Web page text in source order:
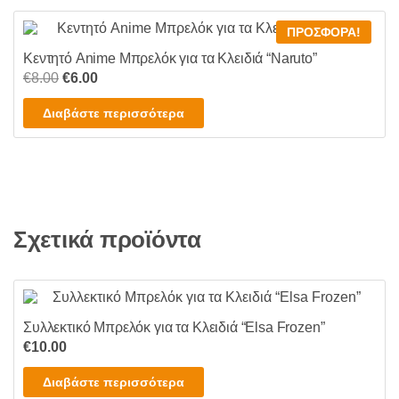
επιλεγούν
στη
σελίδα
προϊόντος
€18.00
πολλαπλές
παραλλαγές.
επιλογές
μπορούν
προϊόντος
ΠΡΟΣΦΟΡΆ!
Κεντητό Anime Μπρελόκ για τα Κλειδιά “Naruto”
€8.00 Original
price
was:
€8.00.
€6.00Η
τρέχουσα
τιμή
είναι:
Διαβάστε περισσότερα
Σχετικά προϊόντα
Συλλεκτικό Μπρελόκ για τα Κλειδιά “Elsa Frozen”
€10.00
Διαβάστε περισσότερα